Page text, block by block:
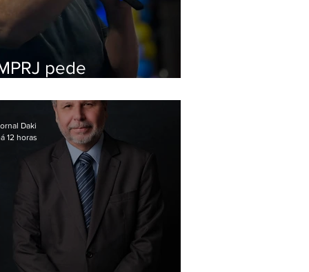
pede
Daki
12 horas